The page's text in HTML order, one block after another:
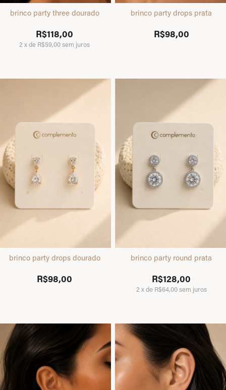
brinco party three dourado
R$118,00
2xde R$59,00sem juros
brinco party drops prata
R$98,00
brinco party drops dourado
R$98,00
brinco party round prata
R$128,00
2 xde R$64,00sem juros